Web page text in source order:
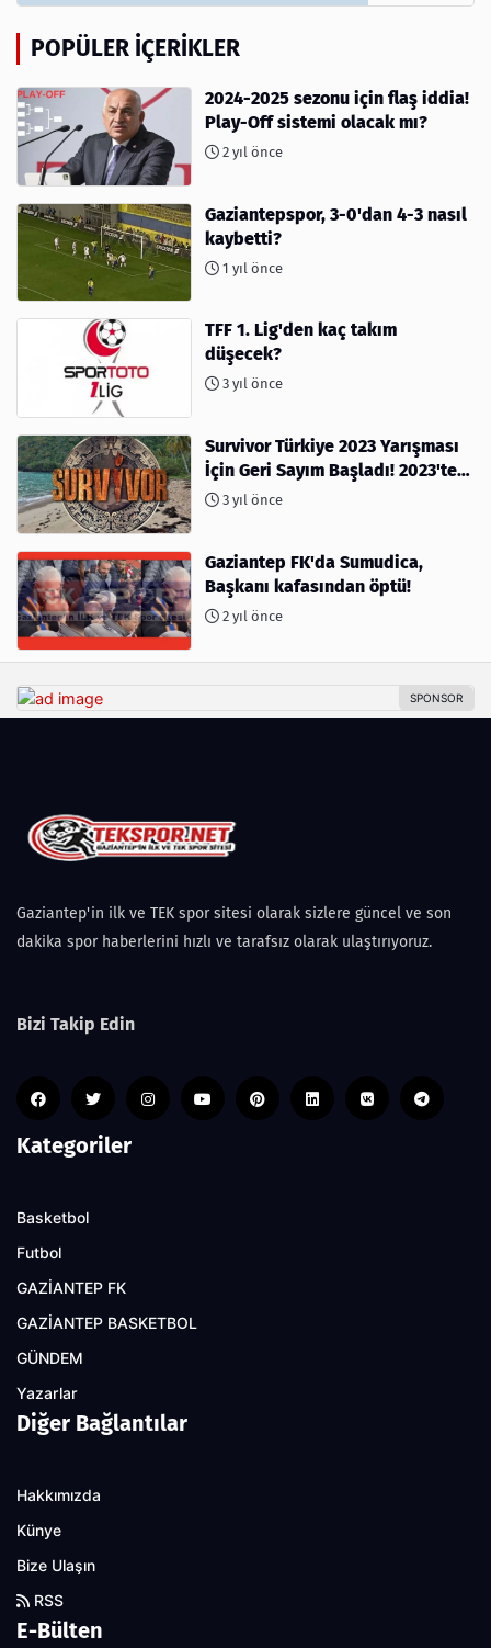
POPÜLER İÇERIKLER
2024-2025 sezonu için flaş iddia!
Play-Off sistemi olacak mı?
2 yıl önce
Gaziantepspor, 3-0'dan 4-3 nasıl
kaybetti?
1 yıl önce
TFF 1. Lig'den kaç takım
düşecek?
3 yıl önce
Survivor Türkiye 2023 Yarışması
İçin Geri Sayım Başladı! 2023'te
kimler var?
3 yıl önce
Gaziantep FK'da Sumudica,
Başkanı kafasından öptü!
2 yıl önce
Gaziantep'in ilk ve TEK spor sitesi olarak sizlere güncel ve son
dakika spor haberlerini hızlı ve tarafsız olarak ulaştırıyoruz.
Bizi Takip Edin
Kategoriler
Basketbol
Futbol
GAZİANTEP FK
GAZİANTEP BASKETBOL
GÜNDEM
Yazarlar
Diğer Bağlantılar
Hakkımızda
Künye
Bize Ulaşın
RSS
E-Bülten